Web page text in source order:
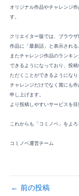
オリジナル作品やチャレンジ
す。
クリエイター版では、ブラウ
作品に「最新話」と表示される
またチャレンジ作品のランキ
できるようになっており、投
ただくことができるようになり
チャレンジだけでなく賞にも
申し上げます。
より投稿しやすいサービスを目
これからも「コミノベ」をよろ
コミノベ運営チーム
投← 前の投稿